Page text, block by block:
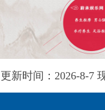
更新时间：2026-8-7
长